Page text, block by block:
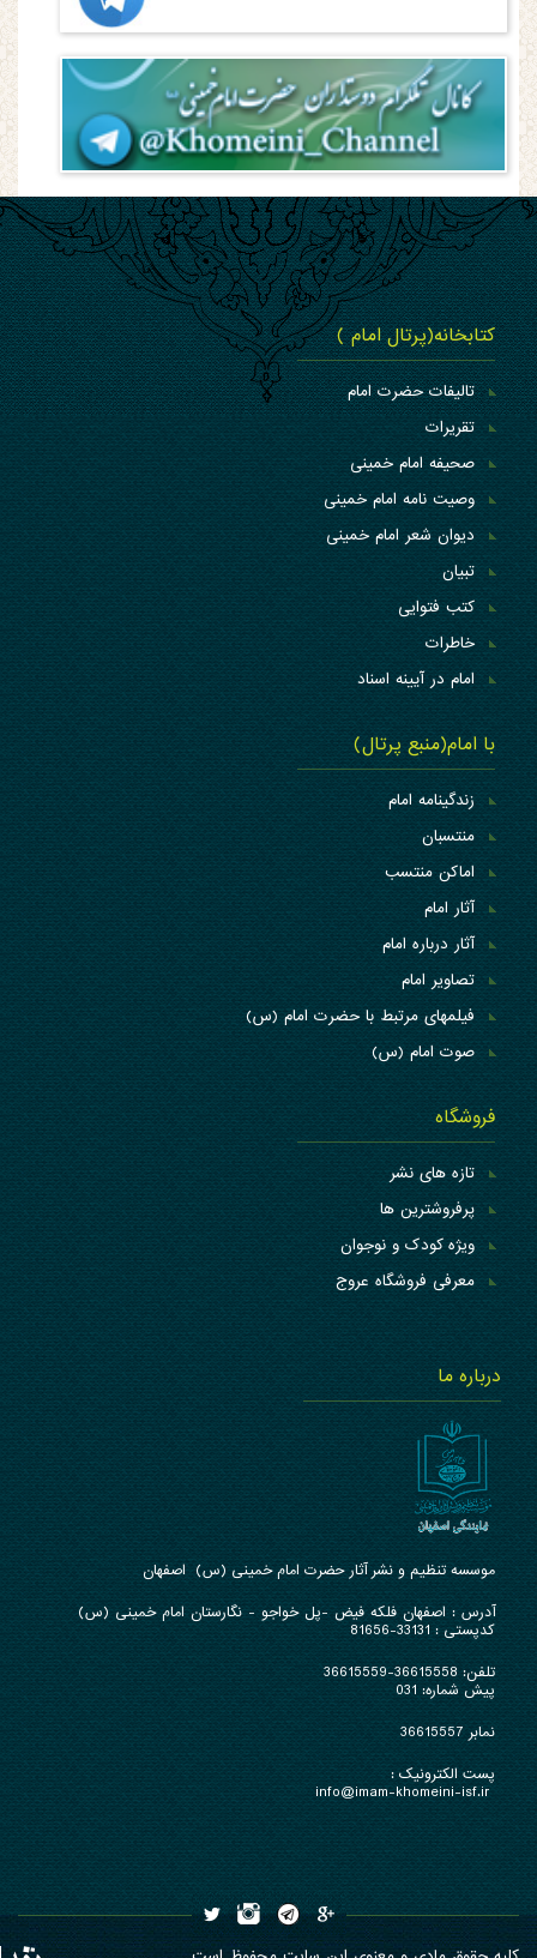
کتابخانه(پرتال امام )
تالیفات حضرت امام
تقریرات
صحیفه امام خمینی
وصیت نامه امام خمینی
دیوان شعر امام خمینی
تبیان
کتب فتوایی
خاطرات
امام در آیینه اسناد
با امام(منبع پرتال)
زندگینامه امام
منتسبان
اماکن منتسب
آثار امام
آثار درباره امام
تصاویر امام
فیلمهای مرتبط با حضرت امام (س)
صوت امام (س)
فروشگاه
تازه های نشر
پرفروشترین ها
ویژه کودک و نوجوان
معرفی فروشگاه عروج
درباره ما
موسسه تنظیم و نشر آثار حضرت امام خمینی (س) اصفهان
آدرس : اصفهان فلکه فیض -پل خواجو - نگارستان امام خمینی (س)
کدپستی : 33131-81656
تلفن: 36615558-36615559
پیش شماره: 031
نمابر 36615557
پست الکترونیک :